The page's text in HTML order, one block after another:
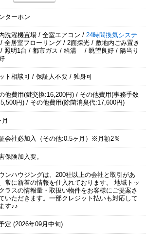
ターホン
洗濯機置場 / 全室エアコン / 24時間換気システ
/ 全居室フローリング / 2面採光 / 敷地内ごみ置き
照明1台 / 都市ガス / 給湯 / 眺望良好 / 陽当り
ト相談可 / 保証人不要 / 独身可
他費用(鍵交換:16,200円) / その他費用(事務手数
円) / その他費用(除菌消臭代:17,600円)
月
会社必加入（その他:0.5ヶ月）※月額2％
保険加入要。
ンハウジングは、200社以上の会社と取引があ
常に新着の情報を仕入れております。 地域トッ
ラスの情報量・取扱い物件をお客様にご提案さ
いただきます。一部クレジット払いも対応して
す♪♪
定 (2026年09月中旬)